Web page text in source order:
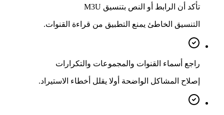
تأكد أن الرابط أو النص بتنسيق M3U
التنسيق الخاطئ يمنع التطبيق من قراءة القنوات.
راجع أسماء القنوات والمجموعات والتكرارات
إصلاح المشاكل الواضحة أولا يقلل أخطاء الاستيراد.